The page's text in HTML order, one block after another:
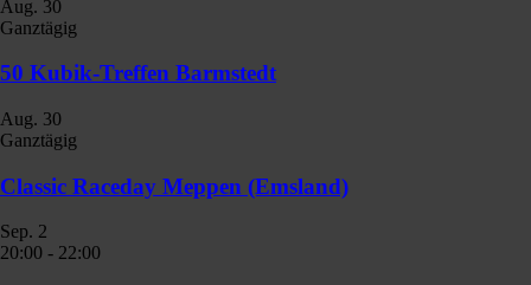
Aug. 30
Ganztägig
50 Kubik-Treffen Barmstedt
Aug. 30
Ganztägig
Classic Raceday Meppen (Emsland)
Sep. 2
20:00 - 22:00